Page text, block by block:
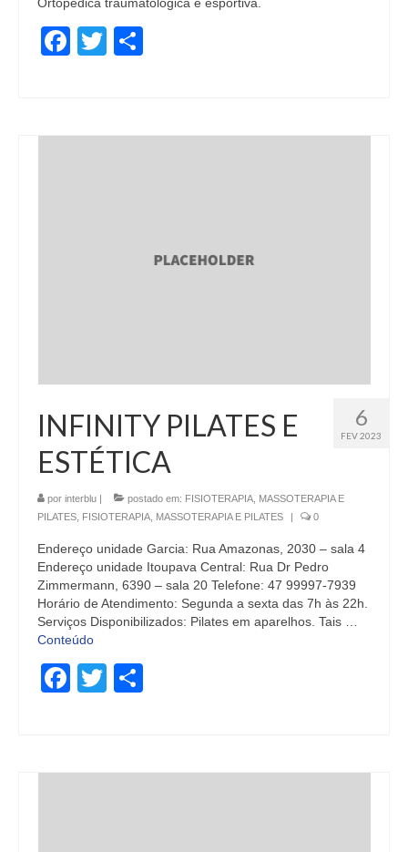
Facebook
Twitter
6
FEV 2023
INFINITY PILATES E
ESTÉTICA
por interblu postado em: FISIOTERAPIA, MASSOTERAPIA E
PILATES
FISIOTERAPIA, MASSOTERAPIA E PILATES 0
Endereço unidade Garcia: Rua Amazonas, 2030 – sala 4
Endereço unidade Itoupava Central: Rua Dr Pedro
Zimmermann, 6390 – sala 20 Telefone: 47 99997-7939
Horário de Atendimento: Segunda a sexta das 7h às 22h.
Serviços Disponibilizados: Pilates em aparelhos. Tais …
Conteúdo
Facebook
Twitter